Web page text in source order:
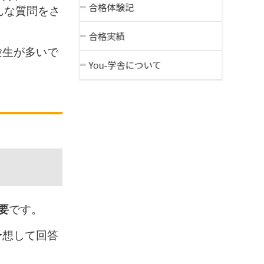
質問をさ
が多いで
です。
して回答